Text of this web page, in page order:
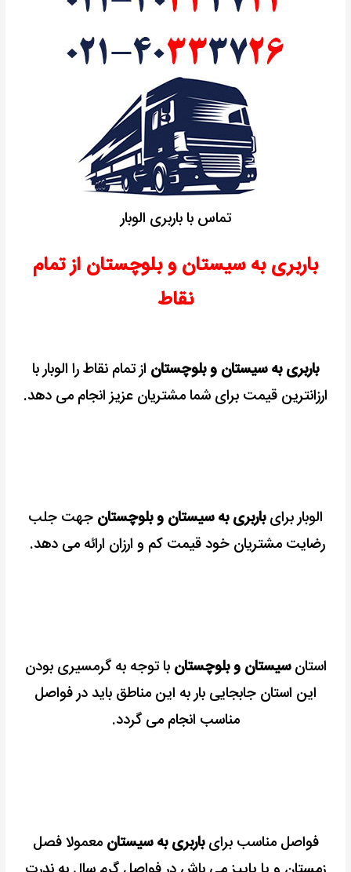
تماس با باربری الوبار
باربری به سیستان و بلوچستان از تمام
نقاط
باربری به سیستان و بلوچستان از تمام نقاط را الوبار با
ارزانترین قیمت برای شما مشتریان عزیز انجام می دهد.
الوبار برایباربری به سیستان و بلوچستان جهت جلب
رضایت مشتریان خود قیمت کم و ارزان ارائه می دهد.
استانسیستان و بلوچستان با توجه به گرمسیری بودن
این استان جابجایی بار به این مناطق باید در فواصل
مناسب انجام می گردد.
فواصل مناسب برایباربری به سیستان معمولا فصل